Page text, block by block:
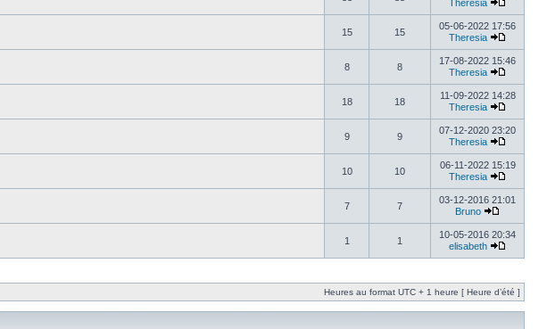
Theresia
15 15
05-06-2022 17:56
Theresia
8 8
17-08-2022 15:46
Theresia
18 18
11-09-2022 14:28
Theresia
9 9
07-12-2020 23:20
Theresia
10 10
06-11-2022 15:19
Theresia
7 7
03-12-2016 21:01
Bruno
1 1
10-05-2016 20:34
elisabeth
Heures au format UTC + 1 heure [ Heure d’été ]